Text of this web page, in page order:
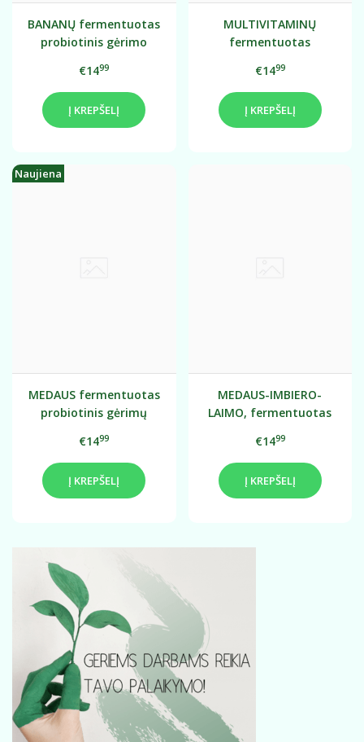
BANANŲ fermentuotas
probiotinis gėrimo
€1499
Į KREPŠELĮ
MULTIVITAMINŲ
fermentuotas
koncentratas 0.75L.
€1499
Į KREPŠELĮ
Naujiena
MEDAUS fermentuotas
probiotinis gėrimų
€1499
Į KREPŠELĮ
MEDAUS-IMBIERO-
LAIMO, fermentuotas
koncentratas 0,75L
€1499
Į KREPŠELĮ